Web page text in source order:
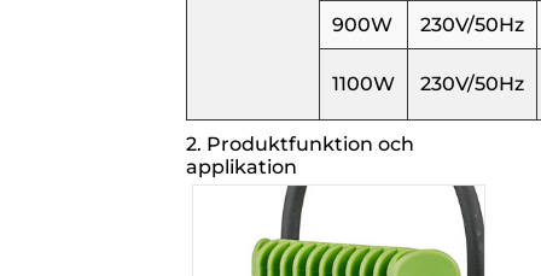
900W 230V/50Hz
1100W 230V/50Hz
2. Produktfunktion och
applikation